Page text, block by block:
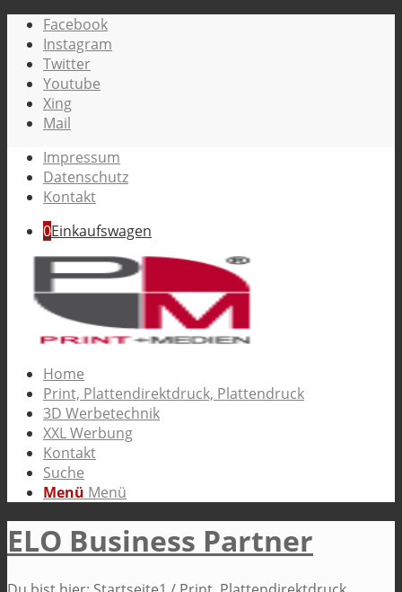
Facebook
Instagram
Twitter
Youtube
Xing
Mail
Impressum
Datenschutz
Kontakt
0Einkaufswagen
Home
Print, Plattendirektdruck, Plattendruck
3D Werbetechnik
XXL Werbung
Kontakt
Suche
Menü Menü
ELO Business Partner